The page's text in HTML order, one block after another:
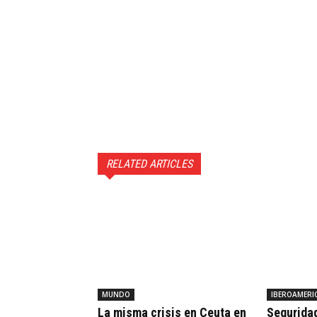
RELATED ARTICLES
MUNDO
La misma crisis en Ceuta en